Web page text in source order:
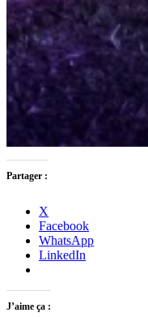
Partager :
X
Facebook
WhatsApp
LinkedIn
J’aime ça :